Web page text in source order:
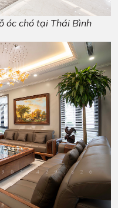
óc chó tại Thái Bình